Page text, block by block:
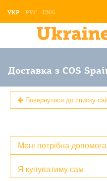
УКР РУС ENG
Доставка з COS
Повернутися до списку
Я купуватиму сам
Мені потрібна допомога